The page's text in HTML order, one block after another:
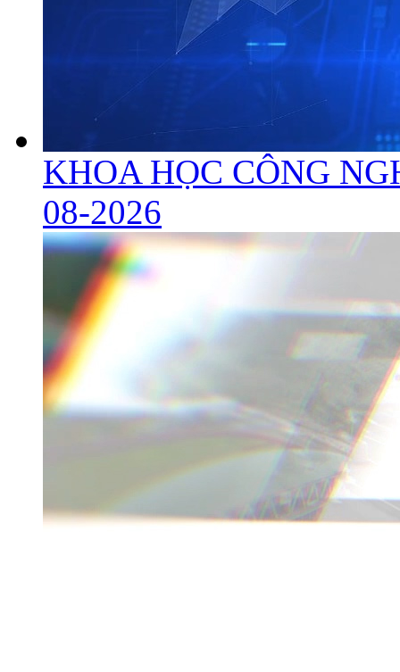
KHOA HỌC CÔNG
08-2026